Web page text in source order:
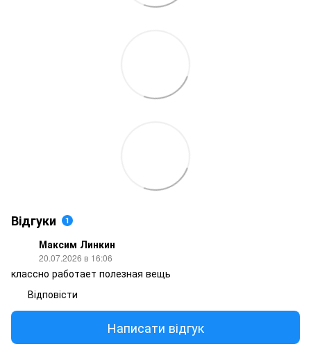
Відгуки 1
Максим Линкин
20.07.2026 в 16:06
классно работает полезная вещь
Відповісти
Написати відгук